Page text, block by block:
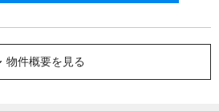
物件概要を見る